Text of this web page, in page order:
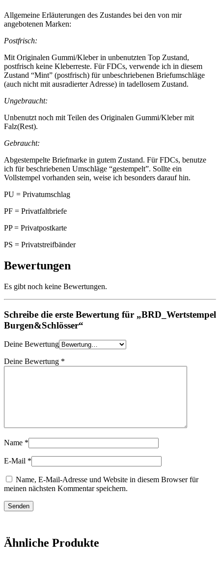
Allgemeine Erläuterungen des Zustandes bei den von mir
angebotenen Marken:
Postfrisch:
Mit Originalen Gummi/Kleber in unbenutzten Top Zustand,
postfrisch keine Kleberreste. Für FDCs, verwende ich in diesem
Zustand “Mint” (postfrisch) für unbeschriebenen Briefumschläge
(auch nicht mit ausradierter Adresse) in tadellosem Zustand.
Ungebraucht:
Unbenutzt noch mit Teilen des Originalen Gummi/Kleber mit
Falz(Rest).
Gebraucht:
Abgestempelte Briefmarke in gutem Zustand. Für FDCs, benutze
ich für beschriebenen Umschläge “gestempelt”. Sollte ein
Vollstempel vorhanden sein, weise ich besonders darauf hin.
PU = Privatumschlag
PF = Privatfaltbriefe
PP = Privatpostkarte
PS = Privatstreifbänder
Bewertungen
Es gibt noch keine Bewertungen.
Schreibe die erste Bewertung für „BRD_Wertstempel
Burgen&Schlösser“
Deine Bewertung
Deine Bewertung *
Name *
E-Mail *
Name, E-Mail-Adresse und Website in diesem Browser für
meinen nächsten Kommentar speichern.
Ähnliche Produkte